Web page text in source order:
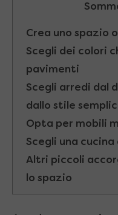
Crea uno spazio
Scegli dei colori
pavimenti
Scegli arredi dal
dallo stile
Opta per mobili
Scegli una cucina
Altri piccoli
lo spazio